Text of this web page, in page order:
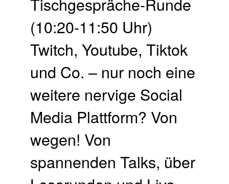
(10:20-11:50 Uhr)
Twitch, Youtube, Tiktok
und Co. – nur noch eine
weitere nervige Social
Media Plattform? Von
wegen! Von
spannenden Talks, über